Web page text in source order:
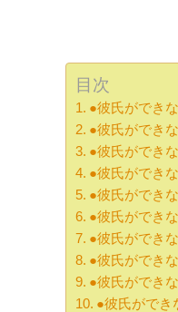
目次
●彼氏ができ
●彼氏ができ
●彼氏ができ
●彼氏ができ
●彼氏ができ
●彼氏ができ
●彼氏ができ
●彼氏ができ
●彼氏ができ
●彼氏ができ